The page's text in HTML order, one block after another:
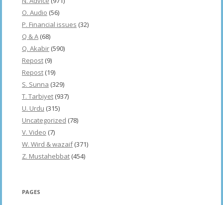
O. Audio (56)
P. Financial issues (32)
Q & A (68)
Q. Akabir (590)
Repost (9)
Repost (19)
S. Sunna (329)
T. Tarbiyet (937)
U. Urdu (315)
Uncategorized (78)
V. Video (7)
W. Wird & wazaif(371)
Z. Mustahebbat (454)
PAGES